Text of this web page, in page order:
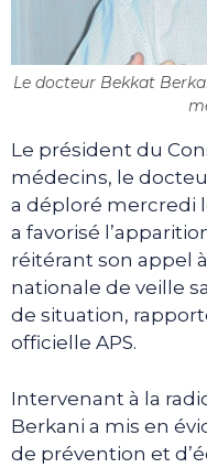
Le docteur Bekkat
Le président du
médecins, le
a déploré mercredi
a favorisé
réitérant son appel
nationale de veille
de situation,
officielle APS.
Intervenant à la
Berkani a mis en
de prévention et